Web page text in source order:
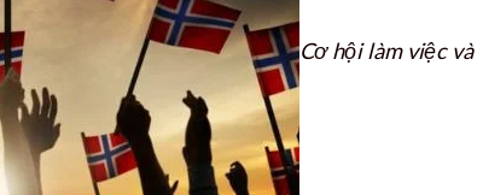
Cơ hội làm việc và